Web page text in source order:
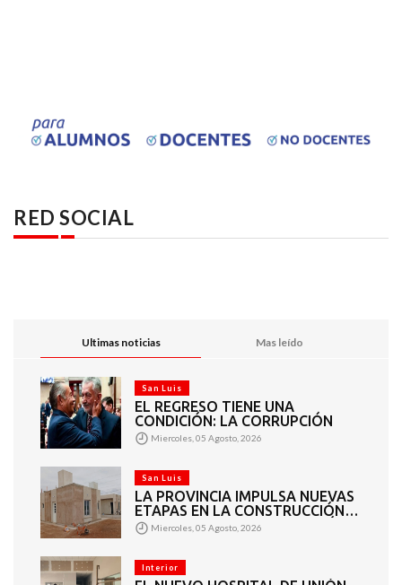
RED SOCIAL
Ultimas noticias Mas leído
San Luis
EL REGRESO TIENE UNA
CONDICIÓN: LA CORRUPCIÓN
Miercoles, 05 Agosto, 2026
San Luis
LA PROVINCIA IMPULSA NUEVAS
ETAPAS EN LA CONSTRUCCIÓN
DE VIVIENDAS EN PUEYRREDÓN
Miercoles, 05 Agosto, 2026
Interior